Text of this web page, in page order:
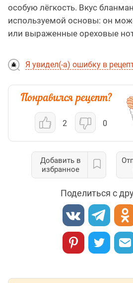
особую лёгкость. Вкус
используемой основы: он
или выраженные ореховые
Я увидел(-а) ошибку в
2 0
Добавить в
избранное
Поделиться с